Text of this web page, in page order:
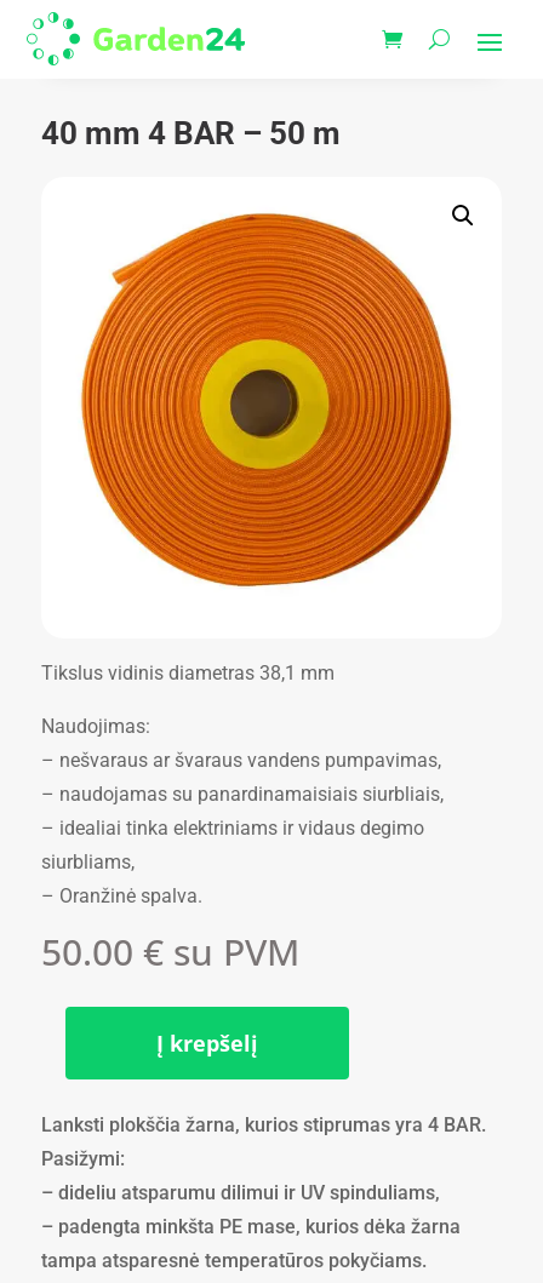
40 mm 4 BAR – 50 m
Tikslus vidinis diametras 38,1 mm
Naudojimas:
– nešvaraus ar švaraus vandens pumpavimas,
– naudojamas su panardinamaisiais siurbliais,
– idealiai tinka elektriniams ir vidaus degimo
siurbliams,
– Oranžinė spalva.
50.00 € su PVM
kiekis:
mm
4
BAR
-
50
Į krepšelį
Lanksti plokščia žarna, kurios stiprumas yra 4 BAR.
Pasižymi:
– dideliu atsparumu dilimui ir UV spinduliams,
– padengta minkšta PE mase, kurios dėka žarna
tampa atsparesnė temperatūros pokyčiams.